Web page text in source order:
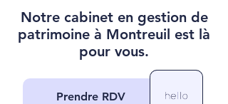
Notre cabinet en gestion de
patrimoine à Montreuil est là
pour vous.
Prendre RDV